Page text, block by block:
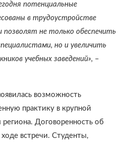
потенциальные
в трудоустройстве
позволят не только обеспечить
но и увеличить
учебных заведений», –
возможность
практику в крупной
Договоренность об
встречи. Студенты,